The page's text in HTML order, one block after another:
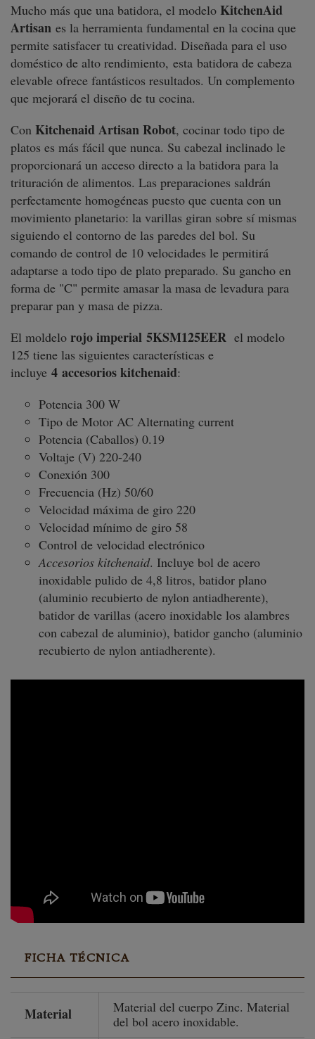
Mucho más que una batidora, el modelo KitchenAid
Artisan es la herramienta fundamental en la cocina que
permite satisfacer tu creatividad. Diseñada para el uso
doméstico de alto rendimiento, esta batidora de cabeza
elevable ofrece fantásticos resultados. Un complemento
que mejorará el diseño de tu cocina.
Con Kitchenaid Artisan Robot, cocinar todo tipo de
platos es más fácil que nunca. Su cabezal inclinado le
proporcionará un acceso directo a la batidora para la
trituración de alimentos. Las preparaciones saldrán
perfectamente homogéneas puesto que cuenta con un
movimiento planetario: la varillas giran sobre sí mismas
siguiendo el contorno de las paredes del bol. Su
comando de control de 10 velocidades le permitirá
adaptarse a todo tipo de plato preparado. Su gancho en
forma de "C" permite amasar la masa de levadura para
preparar pan y masa de pizza.
El moldelo rojo imperial 5KSM125EER el modelo
125 tiene las siguientes características e
incluye 4 accesorios kitchenaid:
Potencia 300 W
Tipo de Motor AC Alternating current
Potencia (Caballos) 0.19
Voltaje (V) 220-240
Conexión 300
Frecuencia (Hz) 50/60
Velocidad máxima de giro 220
Velocidad mínimo de giro 58
Control de velocidad electrónico
Accesorios kitchenaid. Incluye bol de acero
inoxidable pulido de 4,8 litros, batidor plano
(aluminio recubierto de nylon antiadherente),
batidor de varillas (acero inoxidable los alambres
con cabezal de aluminio), batidor gancho (aluminio
recubierto de nylon antiadherente).
FICHA TÉCNICA
Material
Material del cuerpo Zinc. Material
del bol acero inoxidable.